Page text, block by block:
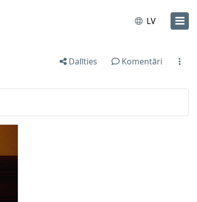
LV
Dalīties Komentāri